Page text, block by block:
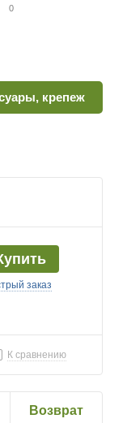
0
крепеж
заказ
К сравнению
Возврат